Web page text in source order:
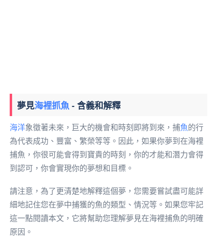
夢見海裡抓魚 - 含義和解釋
海洋象徵著未來，巨大的機會和時刻即將到來，捕魚的行
為代表成功、豐富、繁榮等等。因此，如果你夢到在海裡
捕魚，你很可能會得到寶貴的時刻，你的才能和潛力會得
到認可，你會實現你的夢想和目標。
請注意，為了更清楚地解釋這個夢，您需要嘗試盡可能詳
細地記住您在夢中捕獲的魚的類型、情況等。如果您牢記
這一點閱讀本文，它將幫助您理解夢見在海裡捕魚的明確
原因。